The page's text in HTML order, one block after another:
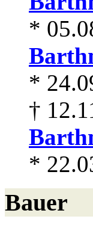
*
*
†
*
Bauer